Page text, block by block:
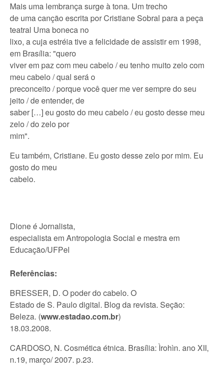
Mais uma lembrança surge à tona. Um trecho
de uma canção escrita por Cristiane Sobral para a peça
teatral Uma boneca no
lixo, a cuja estréia tive a felicidade de assistir em 1998,
em Brasília: "quero
viver em paz com meu cabelo / eu tenho muito zelo com
meu cabelo / qual será o
preconceito / porque você quer me ver sempre do seu
jeito / de entender, de
saber […] eu gosto do meu cabelo / eu gosto desse meu
zelo / do zelo por
mim".
Eu também, Cristiane. Eu gosto desse zelo por mim. Eu
gosto do meu
cabelo.
Dione éJornalista,
especialista em Antropologia Social e mestra em
Educação/UFPel
Referências:
BRESSER, D. O poder do cabelo. O
Estado de S. Paulo digital. Blog da revista. Seção:
Beleza. (www.estadao.com.br)
18.03.2008.
CARDOSO, N. Cosmética étnica. Brasília: Ìrohìn. ano XII,
n.19, março/ 2007. p.23.